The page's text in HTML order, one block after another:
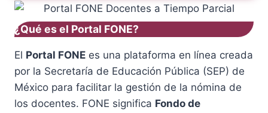
¿Qué es el Portal FONE?
El Portal FONE es una plataforma en línea creada
por la Secretaría de Educación Pública (SEP) de
México para facilitar la gestión de la nómina de
los docentes. FONE significa Fondo de